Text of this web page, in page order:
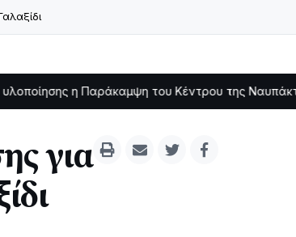
Παράκαμψη του Κέντρου της Ναυπάκτου11:11 Σε
για